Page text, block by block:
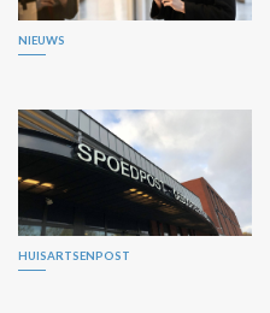
NIEUWS
HUISARTSENPOST